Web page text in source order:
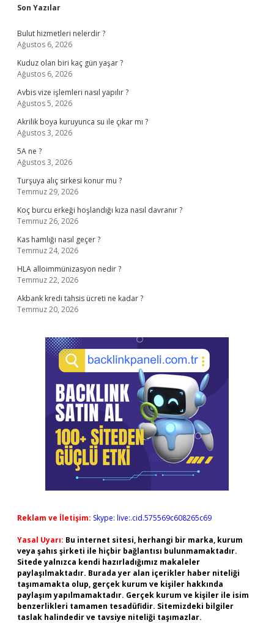
Sidebar
Son Yazılar
Bulut hizmetleri nelerdir ?
Ağustos 6, 2026
Kuduz olan biri kaç gün yaşar ?
Ağustos 6, 2026
Avbis vize işlemleri nasıl yapılır ?
Ağustos 5, 2026
Akrilik boya kuruyunca su ile çıkar mı ?
Ağustos 3, 2026
5A ne ?
Ağustos 3, 2026
Turşuya alıç sirkesi konur mu ?
Temmuz 29, 2026
Koç burcu erkeği hoşlandığı kıza nasıl davranır ?
Temmuz 26, 2026
Kas hamlığı nasıl geçer ?
Temmuz 24, 2026
HLA alloimmünizasyon nedir ?
Temmuz 22, 2026
Akbank kredi tahsis ücreti ne kadar ?
Temmuz 20, 2026
Reklam ve İletişim: Skype: live:.cid.575569c608265c69
Yasal Uyarı: Bu internet sitesi, herhangi bir marka, kurum
veya şahıs şirketi ile hiçbir bağlantısı bulunmamaktadır.
Sitede yalnızca kendi hazırladığımız makaleler
paylaşılmaktadır. Burada yer alan içerikler haber niteliği
taşımamakta olup, gerçek kurum ve kişiler hakkında
paylaşım yapılmamaktadır. Gerçek kurum ve kişiler ile isim
benzerlikleri tamamen tesadüfidir. Sitemizdeki bilgiler
taslak halindedir ve tavsiye niteliği taşımazlar.